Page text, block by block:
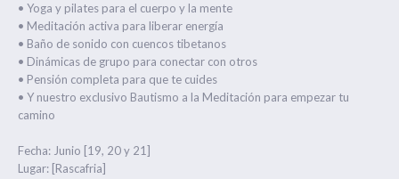
•⁠ ⁠Yoga y pilates para el cuerpo y la mente
•⁠ ⁠Meditación activa para liberar energía
•⁠ ⁠Baño de sonido con cuencos tibetanos
•⁠ ⁠Dinámicas de grupo para conectar con otros
•⁠ ⁠Pensión completa para que te cuides
•⁠ ⁠Y nuestro exclusivo Bautismo a la Meditación para empezar tu
camino
Fecha: Junio [19, 20 y 21]
Lugar: [Rascafria]